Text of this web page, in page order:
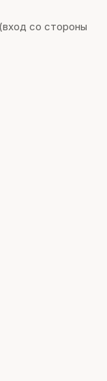
со стороны